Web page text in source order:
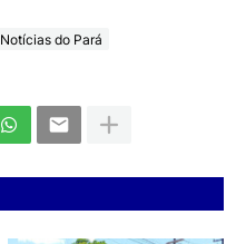
Notícias do Pará